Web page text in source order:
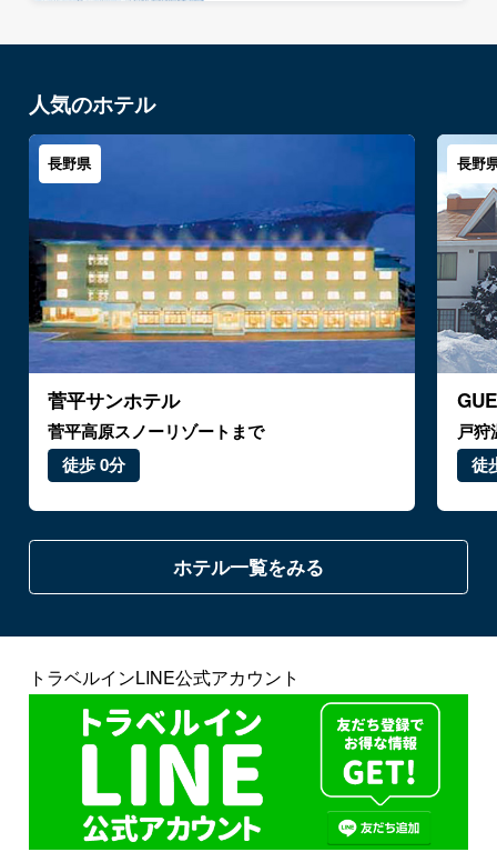
人気のホテル
長野県
菅平サンホテル
菅平高原スノーリゾートまで
徒歩 0分
長野
戸狩
徒
ホテル一覧をみる
トラベルインLINE公式アカウント